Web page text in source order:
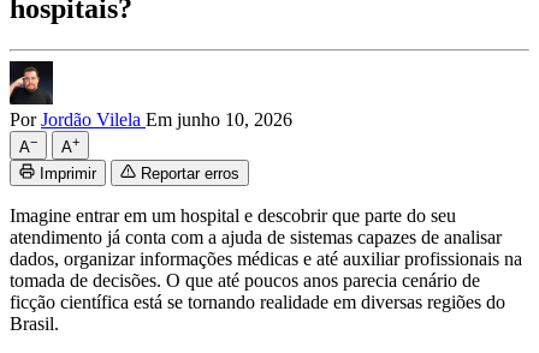
hospitais?
PorJordão Vilela Em junho 10, 2026
A− A+
Imprimir Reportar erros
Imagine entrar em um hospital e descobrir que parte do seu
atendimento já conta com a ajuda de sistemas capazes de analisar
dados, organizar informações médicas e até auxiliar profissionais na
tomada de decisões. O que até poucos anos parecia cenário de
ficção científica está se tornando realidade em diversas regiões do
Brasil.